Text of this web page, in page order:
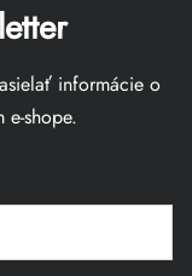
informácie o
e-shope.